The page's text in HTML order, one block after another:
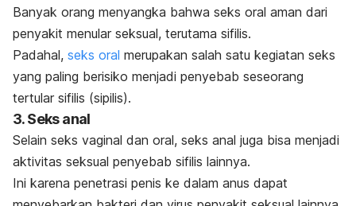
Banyak orang menyangka bahwa seks oral aman dari
penyakit menular seksual, terutama sifilis.
Padahal, seks oral merupakan salah satu kegiatan seks
yang paling berisiko menjadi penyebab seseorang
tertular sifilis (sipilis).
3. Seks anal
Selain seks vaginal dan oral, seks anal juga bisa menjadi
aktivitas seksual penyebab sifilis lainnya.
Ini karena penetrasi penis ke dalam anus dapat